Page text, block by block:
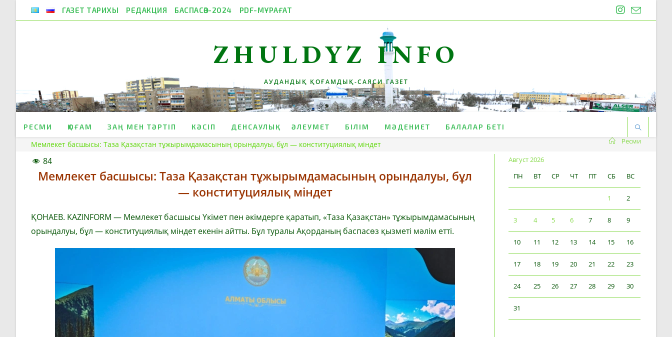
ГАЗЕТ ТАРИХЫ РЕДАКЦИЯ БАСПАСӨЗ-2024 PDF-МҰРАҒАТ
ZHULDYZ INFO
АУДАНДЫҚ ҚОҒАМДЫҚ-САЯСИ ГАЗЕТ
РЕСМИ ҚОҒАМ ЗАҢ МЕН ТӘРТІП КӘСІП ДЕНСАУЛЫҚ ӘЛЕУМЕТ БІЛІМ МӘДЕНИЕТ БАЛАЛАР БЕТІ
Мемлекет басшысы: Таза Қазақстан тұжырымдамасының орындалуы, бұл — конституциялық міндет Ресми
84
Мемлекет басшысы: Таза Қазақстан тұжырымдамасының орындалуы, бұл
— конституциялық міндет
ҚОНАЕВ. KAZINFORM — Мемлекет басшысы Үкімет пен әкімдерге қаратып, «Таза Қазақстан» тұжырымдамасының
орындалуы, бұл — конституциялық міндет екенін айтты. Бұл туралы Ақорданың баспасөз қызметі мәлім етті.
Август 2026
ПН
ВТ СР ЧТ ПТ СБ ВС
1 2
3 4 5 6 7 8 9
10 11 12 13 14 15 16
17 18 19 20 21 22 23
24 25 26 27 28 29 30
31